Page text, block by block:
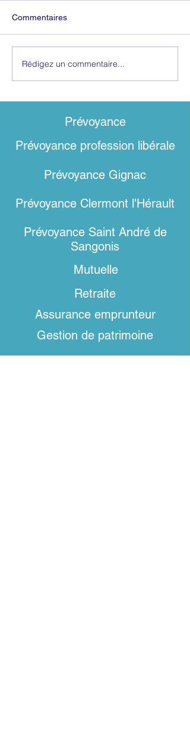
Comment réaliser une
résiliation de contrat de
Commentaires
Rédigez un commentaire...
Prévoyance​
Prévoyance profession libérale
Prévoyance Gignac
Prévoyance Clermont l'Hérault
Prévoyance Saint André de
Sangonis
Mutuelle
Retraite
Assurance emprunteur
Gestion de patrimoine